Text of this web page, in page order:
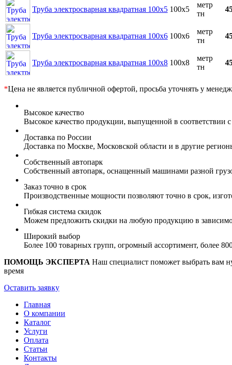
Труба электросварная квадратная 100x5 100x5
метр
тн
Труба электросварная квадратная 100x6 100x6
метр
тн
Труба электросварная квадратная 100x8 100x8
метр
тн
*Цена не является публичной офертой, просьба уточнять у
Высокое качество
Высокое качество продукции, выпущенной в
Доставка по России
Доставка по Москве, Московской области и в другие
Собственный автопарк
Собственный автопарк, оснащенный машинами разной
Заказ точно в срок
Производственные мощности позволяют точно в срок,
Гибкая система скидок
Можем предложить скидки на любую продукцию в
Широкий выбор
Более 100 товарных групп, огромный ассортимент, более
ПОМОЩЬ ЭКСПЕРТА Наш специалист поможет выбрать вам
время
Оставить заявку
Главная
О компании
Каталог
Услуги
Оплата
Статьи
Контакты